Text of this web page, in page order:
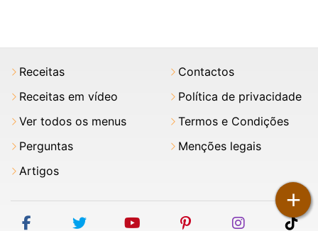
+
Receitas
Receitas em vídeo
Ver todos os menus
Perguntas
Artigos
Contactos
Política de privacidade
Termos e Condições
Menções legais
facebooktwitter youtubepinterestinstagram